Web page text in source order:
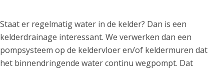
Staat er regelmatig water in de kelder? Dan is een
kelderdrainage interessant. We verwerken dan een
pompsysteem op de keldervloer en/of keldermuren dat
het binnendringende water continu wegpompt. Dat